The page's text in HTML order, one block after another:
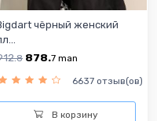
чёрный женский
8 878.7 man
6637 отзыв(ов)
В корзину